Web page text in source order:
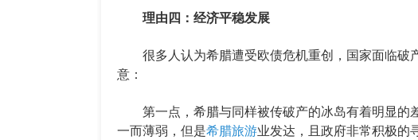
理由四：经济平稳发展
很多人认为希腊遭受欧债危机重创，国家面临破
意：
第一点，希腊与同样被传破产的冰岛有着明显的
一而薄弱，但是希腊旅游业发达，且政府非常积极的